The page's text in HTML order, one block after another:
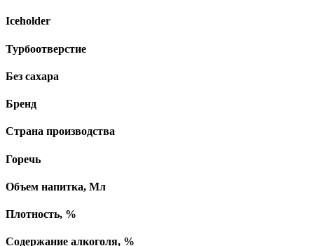
Iceholder
Турбоотверстие
Без сахара
Бренд
Страна производства
Горечь
Объем напитка, Мл
Плотность, %
Содержание алкоголя, %